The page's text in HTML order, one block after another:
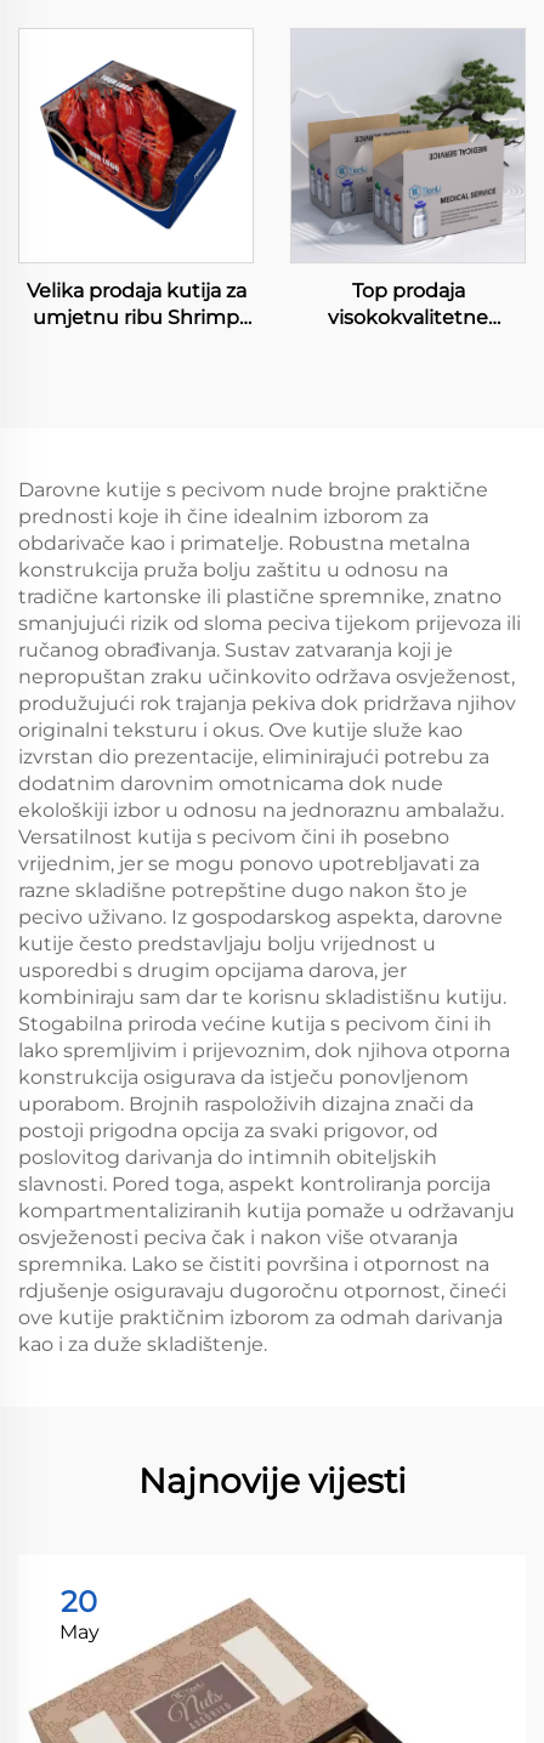
skup papirnih kutija za
kuhinjsko posuđe s
rukočevima
Odjednom Lunch Hrana
Kraft Papirnati Boks Brzi
Obroci Sandwich
Embaliranje Boks
Velika prodaja kutija za
umjetnu ribu Shrimp
Top prodaja
visokokvalitetne
Darovne kutije s pecivom nude brojne praktične
prednosti koje ih čine idealnim izborom za
obdarivače kao i primatelje. Robustna metalna
konstrukcija pruža bolju zaštitu u odnosu na
tradične kartonske ili plastične spremnike, znatno
smanjujući rizik od sloma peciva tijekom prijevoza ili
ručanog obrađivanja. Sustav zatvaranja koji je
nepropuštan zraku učinkovito održava osvježenost,
produžujući rok trajanja pekiva dok pridržava njihov
originalni teksturu i okus. Ove kutije služe kao
izvrstan dio prezentacije, eliminirajući potrebu za
dodatnim darovnim omotnicama dok nude
ekološkiјi izbor u odnosu na jednoraznu ambalažu.
Versatilnost kutija s pecivom čini ih posebno
vrijednim, jer se mogu ponovo upotrebljavati za
razne skladišne potrepštine dugo nakon što je
pecivo uživano. Iz gospodarskog aspekta, darovne
kutije često predstavljaju bolju vrijednost u
usporedbi s drugim opcijama darova, jer
kombiniraju sam dar te korisnu skladistišnu kutiju.
Stogabilna priroda većine kutija s pecivom čini ih
lako spremljivim i prijevoznim, dok njihova otporna
konstrukcija osigurava da istječu ponovljenom
uporabom. Brojnih raspoloživih dizajna znači da
postoji prigodna opcija za svaki prigovor, od
poslovitog darivanja do intimnih obiteljskih
slavnosti. Pored toga, aspekt kontroliranja porcija
kompartmentaliziranih kutija pomaže u održavanju
osvježenosti peciva čak i nakon više otvaranja
spremnika. Lako se čistiti površina i otpornost na
rdjušenje osiguravaju dugoročnu otpornost, čineći
ove kutije praktičnim izborom za odmah darivanja
kao i za duže skladištenje.
Najnovije vijesti
20
May